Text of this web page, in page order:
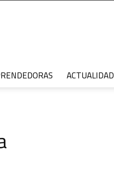
ACTUALIDAD